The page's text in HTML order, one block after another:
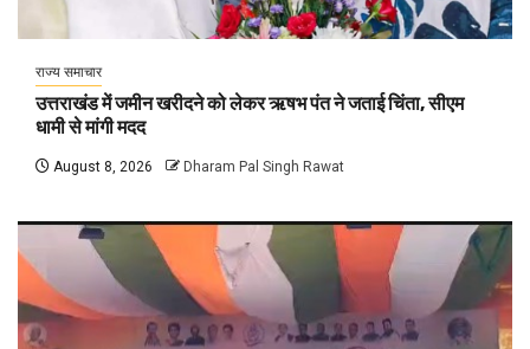
राज्य समाचार
उत्तराखंड में जमीन खरीदने को लेकर ऋषभ पंत ने जताई चिंता, सीएम
धामी से मांगी मदद
August 8, 2026 Dharam Pal Singh Rawat